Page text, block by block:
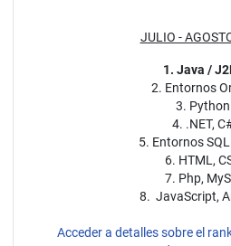
JULIO -
1. Java /
2. Entornos
3. Python
4. .NET,
5. Entornos
6. HTML,
7. Php,
8. JavaScript,
Acceder a detalles sobre el